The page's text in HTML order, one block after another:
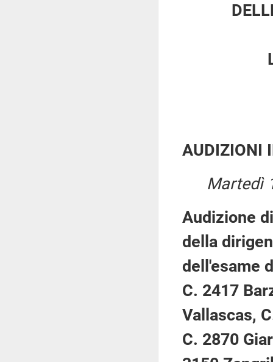
AUDIZIONI
Martedì
Audizione
della
dell'esame
C. 2417
Vallascas,
C. 2870